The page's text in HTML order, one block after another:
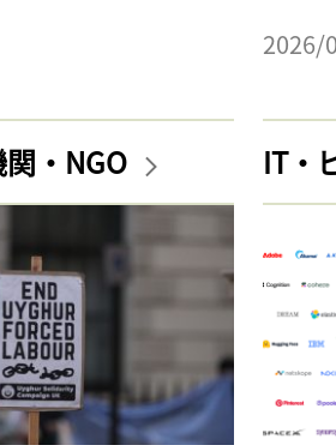
2026/
・NGO IT・